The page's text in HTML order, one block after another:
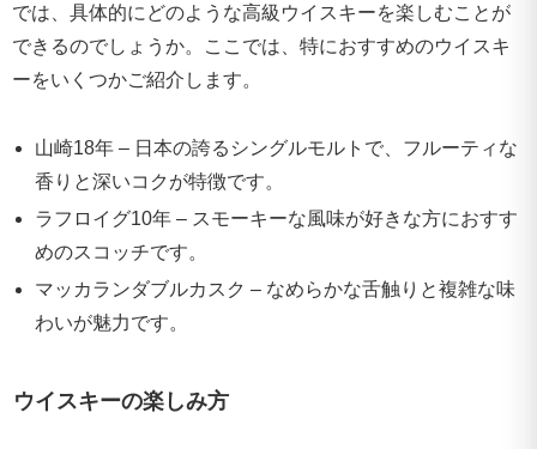
では、具体的にどのような高級ウイスキーを楽しむことが
できるのでしょうか。ここでは、特におすすめのウイスキ
ーをいくつかご紹介します。
山崎18年 – 日本の誇るシングルモルトで、フルーティな
香りと深いコクが特徴です。
ラフロイグ10年 – スモーキーな風味が好きな方におすす
めのスコッチです。
マッカランダブルカスク – なめらかな舌触りと複雑な味
わいが魅力です。
ウイスキーの楽しみ方